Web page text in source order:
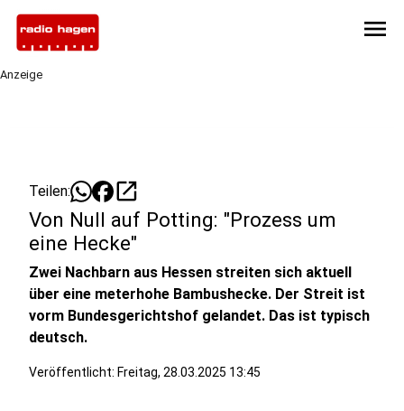
menu
Anzeige
Teilen: open_in_new
Von Null auf Potting: "Prozess um
eine Hecke"
Zwei Nachbarn aus Hessen streiten sich aktuell
über eine meterhohe Bambushecke. Der Streit ist
vorm Bundesgerichtshof gelandet. Das ist typisch
deutsch.
Veröffentlicht: Freitag, 28.03.2025 13:45